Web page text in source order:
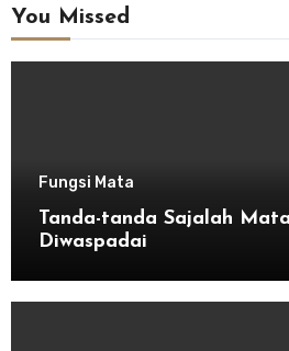
You Missed
Fungsi Mata
Tanda-tanda Sajalah
Diwaspadai